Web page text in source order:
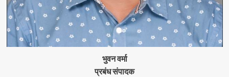
भुवन वर्मा
प्रबंध संपादक